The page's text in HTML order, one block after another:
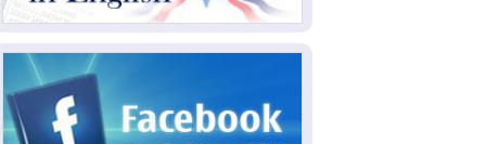
الرئاسية ويحذر من "حرب أهلية" في
2026-08-03رئيس إقليم كوردستان في